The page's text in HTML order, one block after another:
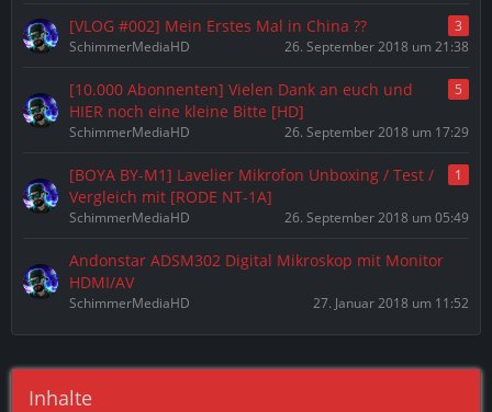
[VLOG #002] Mein Erstes Mal in China ??
3
SchimmerMediaHD
26. September 2018 um 21:38
[10.000 Abonnenten] Vielen Dank an euch und
HIER noch eine kleine Bitte [HD]
5
SchimmerMediaHD 26. September 2018 um 17:29
[BOYA BY-M1] Lavelier Mikrofon Unboxing / Test /
Vergleich mit [RODE NT-1A]
1
SchimmerMediaHD 26. September 2018 um 05:49
Andonstar ADSM302 Digital Mikroskop mit Monitor
HDMI/AV
SchimmerMediaHD 27. Januar 2018 um 11:52
Inhalte